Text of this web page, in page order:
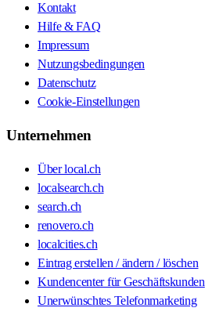
Kontakt
Hilfe & FAQ
Impressum
Nutzungsbedingungen
Datenschutz
Cookie-Einstellungen
Unternehmen
Über local.ch
localsearch.ch
search.ch
renovero.ch
localcities.ch
Eintrag erstellen / ändern / löschen
Kundencenter für Geschäftskunden
Unerwünschtes Telefonmarketing